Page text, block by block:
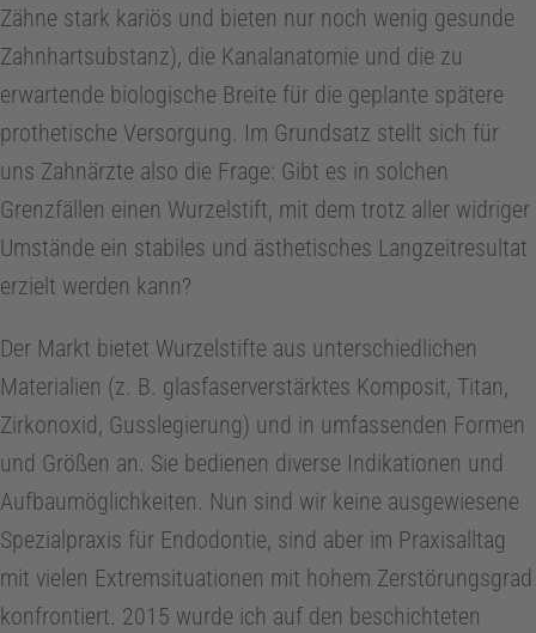
f
o
C
e
t
e
r
1
Zähne stark kariös und bieten nur noch wenig gesunde
Zahnhartsubstanz), die Kanalanatomie und die zu
erwartende biologische Breite für die geplante spätere
prothetische Versorgung. Im Grundsatz stellt sich für
uns Zahnärzte also die Frage: Gibt es in solchen
Grenzfällen einen Wurzelstift, mit dem trotz aller widriger
Umstände ein stabiles und ästhetisches Langzeitresultat
erzielt werden kann?
Der Markt bietet Wurzelstifte aus unterschiedlichen
Materialien (z. B. glasfaserverstärktes Komposit, Titan,
Zirkonoxid, Gusslegierung) und in umfassenden Formen
und Größen an. Sie bedienen diverse Indikationen und
Aufbaumöglichkeiten. Nun sind wir keine ausgewiesene
Spezialpraxis für Endodontie, sind aber im Praxisalltag
mit vielen Extremsituationen mit hohem Zerstörungsgrad
konfrontiert. 2015 wurde ich auf den beschichteten